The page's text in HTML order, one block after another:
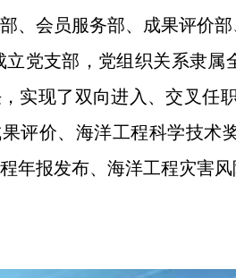
、会员服务部、成果评价
党支部，党组织关系隶属
实现了双向进入、交叉任
评价、海洋工程科学技术
年报发布、海洋工程灾害